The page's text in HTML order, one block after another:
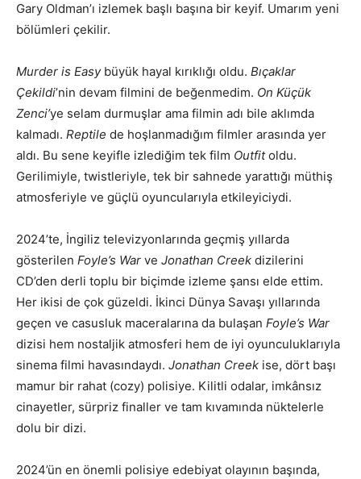
Gary Oldman’ı izlemek başlı başına bir keyif. Umarım yeni
bölümleri çekilir.
Murder is Easybüyük hayal kırıklığı oldu. Bıçaklar
Çekildi’nin devam filmini de beğenmedim. On Küçük
Zenci’ye selam durmuşlar ama filmin adı bile aklımda
kalmadı. Reptile de hoşlanmadığım filmler arasında yer
aldı. Bu sene keyifle izlediğim tek film Outfitoldu.
Gerilimiyle, twistleriyle, tek bir sahnede yarattığı müthiş
atmosferiyle ve güçlü oyuncularıyla etkileyiciydi.
2024’te, İngiliz televizyonlarında geçmiş yıllarda
gösterilen Foyle’s War ve Jonathan Creek dizilerini
CD’den derli toplu bir biçimde izleme şansı elde ettim.
Her ikisi de çok güzeldi. İkinci Dünya Savaşı yıllarında
geçen ve casusluk maceralarına da bulaşan Foyle’s War
dizisi hem nostaljik atmosferi hem de iyi oyunculuklarıyla
sinema filmi havasındaydı. Jonathan Creek ise, dört başı
mamur bir rahat (cozy) polisiye. Kilitli odalar, imkânsız
cinayetler, sürpriz finaller ve tam kıvamında nüktelerle
dolu bir dizi.
2024’ün en önemli polisiye edebiyat olayının başında,